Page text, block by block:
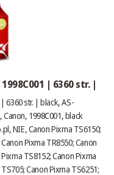
| 6360 str. |
6360 str. | black, AS-
1998C001, black
, NIE, Canon Pixma TS6150;
Pixma TR8550; Canon
TS8152; Canon Pixma
Canon Pixma TS6251;